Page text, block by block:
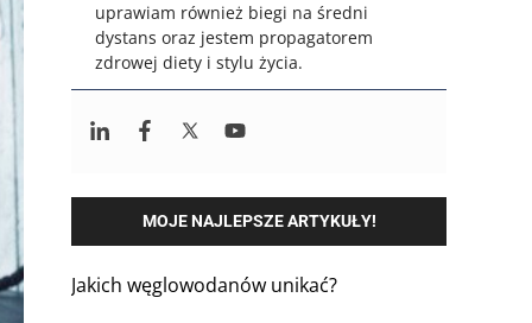
uprawiam również biegi na średni
dystans oraz jestem propagatorem
zdrowej diety i stylu życia.
MOJE NAJLEPSZE ARTYKUŁY!
Jakich węglowodanów unikać?